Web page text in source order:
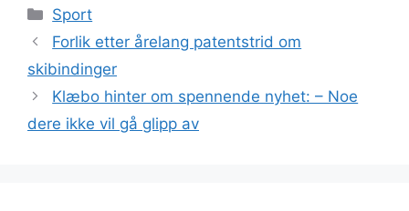
Kategorier
Sport
Forlik etter årelang patentstrid om
skibindinger
Klæbo hinter om spennende nyhet: – Noe
dere ikke vil gå glipp av